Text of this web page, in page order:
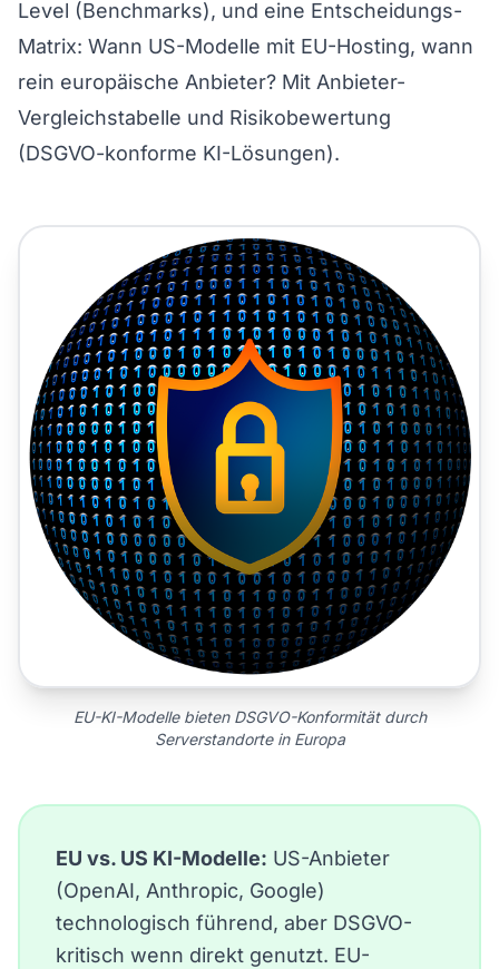
Level (Benchmarks), und eine Entscheidungs-
Matrix: Wann US-Modelle mit EU-Hosting, wann
rein europäische Anbieter? Mit Anbieter-
Vergleichstabelle und Risikobewertung
(DSGVO-konforme KI-Lösungen).
EU-KI-Modelle bieten DSGVO-Konformität durch
Serverstandorte in Europa
EU vs. US KI-Modelle: US-Anbieter
(OpenAI, Anthropic, Google)
technologisch führend, aber DSGVO-
kritisch wenn direkt genutzt. EU-